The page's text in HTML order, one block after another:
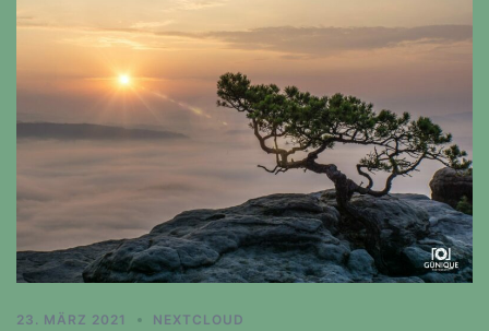
23. MÄRZ 2021 NEXTCLOUD